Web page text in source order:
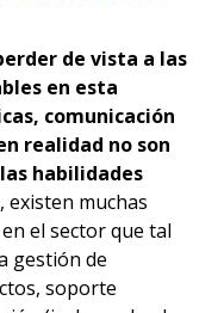
de vista a las
en esta
comunicación
realidad no son
habilidades
existen muchas
el sector que tal
gestión de
soporte